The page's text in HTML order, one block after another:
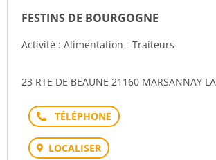
FESTINS DE BOURGOGNE
Activité : Alimentation - Traiteurs
23 RTE DE BEAUNE 21160 MARSANNAY
Téléphone
LOCALISER